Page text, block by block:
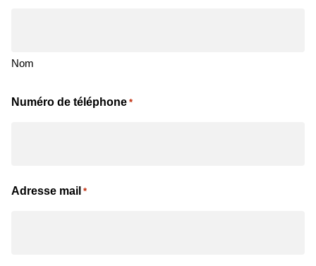
Nom
Numéro de téléphone *
Adresse mail *